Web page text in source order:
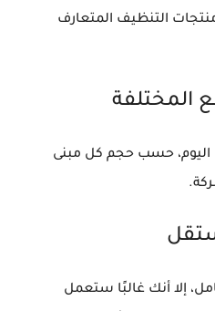
التنظيف المتعارف
15 موقعًا في اليوم، حسب حجم كل مبنى
إلا أنك غالبًا ستعمل